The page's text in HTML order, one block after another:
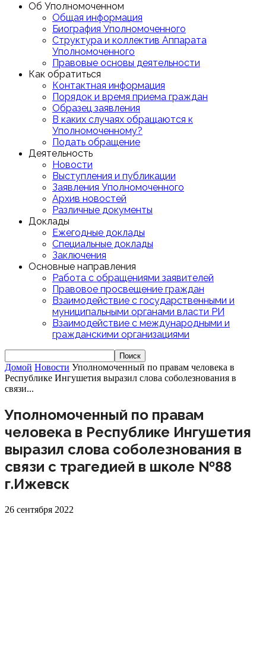
Об Уполномоченном
Общая информация
Биография Уполномоченного
Структура и коллектив Аппарата
Уполномоченного
Правовые основы деятельности
Как обратиться
Контактная информация
Порядок и время приема граждан
Образец заявления
В каких случаях обращаются к
Уполномоченному?
Подать обращение
Деятельность
Новости
Выступления и публикации
Заявления Уполномоченного
Архив новостей
Различные документы
Доклады
Ежегодные доклады
Специальные доклады
Заключения
Основные направления
Работа с обращениями заявителей
Правовое просвещение граждан
Взаимодействие с государственными и
муниципальными органами власти РИ
Взаимодействие с международными и
гражданскими организациями
Домой Новости Уполномоченный по правам человека в
Республике Ингушетия выразил слова соболезнования в
связи...
Уполномоченный по правам
человека в Республике Ингушетия
выразил слова соболезнования в
связи с трагедией в школе №88
г.Ижевск
26 сентября 2022